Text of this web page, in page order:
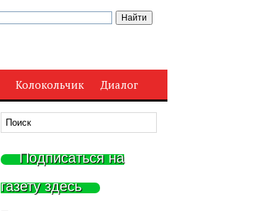
Колокольчик Диалог
Подписаться на
газету здесь